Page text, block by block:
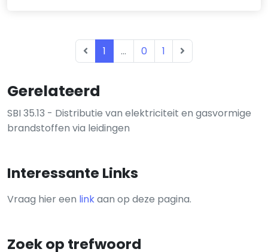
Gerelateerd
SBI 35.13 - Distributie van elektriciteit en gasvormige
brandstoffen via leidingen
Interessante Links
Vraag hier een linkaan op deze pagina.
Zoek op trefwoord
1 ... 0 1